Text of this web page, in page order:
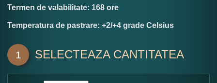
Termen de valabilitate: 168 ore
Temperatura de pastrare: +2/+4 grade Celsius
1 SELECTEAZA CANTITATEA